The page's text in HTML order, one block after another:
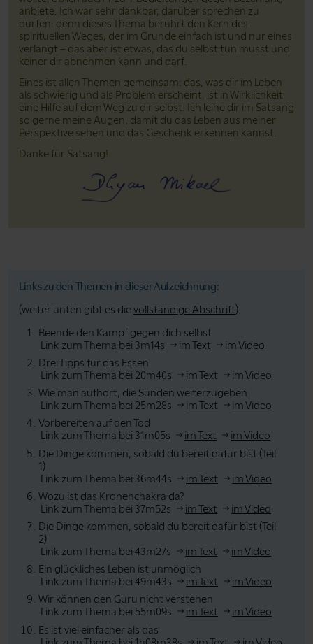
anbiete. Ich war sehr dankbar, darüber sprechen zu
dürfen, denn dieses Thema berührt den Kern des
spirituellen Weges, der im Grunde einfach ist und nur eines
verlangt – das aber ist etwas, das du selbst tun musst und
keiner dir abnehmen kann und darf.
Eines ist allen Themen gemeinsam: das, was dir im Leben
als schwierig und als Problem erscheint, ist in Wirklichkeit
eine Hilfe auf dem Weg zu dir selbst. Ich leihe dir im Satsang
so gerne meine Augen, damit du das Leben aus meiner
Perspektive sehen und das Geschenk erkennen kannst.
Danke für Satsang!
Links zu den Themen in dieser Aufzeichnung:
(weiter unten gibt es dievollständige Abschrift).
Beende den Kampf gegen dich selbst
Link zum Thema bei 3m14s
im Text
im Video
Drei Tipps für das Essen
Link zum Thema bei 20m40s
im Text
im Video
Wie man aufhört, die Sünden weiterzugeben
Link zum Thema bei 25m28s
im Text
im Video
Vorbereiten auf den Tod
Link zum Thema bei 31m05s
im Text
im Video
Die Dinge kommen, sobald du bereit dafür bist (Teil
1)
Link zum Thema bei 36m44s
im Text
im Video
Wozu ist das Kronenchakra da?
Link zum Thema bei 37m52s
im Text
im Video
Die Dinge kommen, sobald du bereit dafür bist (Teil
2)
Link zum Thema bei 43m27s
im Text
im Video
Ein glückliches Leben ist unmöglich
Link zum Thema bei 49m43s
im Text
im Video
Wir können den Guru nicht verstehen
Link zum Thema bei 55m09s
im Text
im Video
Es ist viel einfacher als das